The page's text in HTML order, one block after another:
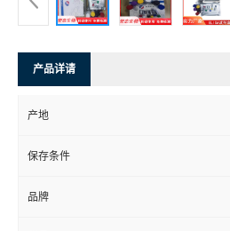
产品详请
产地
保存条件
品牌